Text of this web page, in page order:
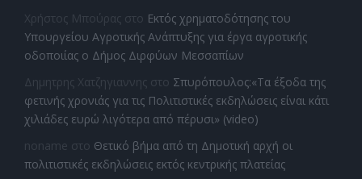
Χρήστος Μπούρας στο Εκτός χρηματοδότησης του
Υπουργείου Αγροτικής Ανάπτυξης για έργα αγροτικής
οδοποιίας ο Δήμος Διρφύων Μεσσαπίων
Δημητρης Χατζηγιαννης στο Σπυρόπουλος:«Τα έξοδα της
φετινής χρονιάς για τις Πολιτιστικές εκδηλώσεις είναι κάτι
χιλιάδες ευρώ λιγότερα από πέρυσι» (video)
noname στο Θετικό βήμα από τη Δημοτική αρχή οι
πολιτιστικές εκδηλώσεις εκτός κεντρικής πλατείας